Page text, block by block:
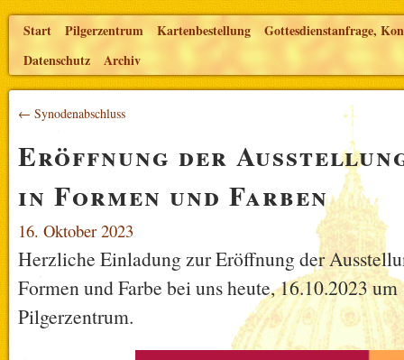
Start Pilgerzentrum Kartenbestellung
Gottesdienstanfrage,
Datenschutz
Archiv
← Synodenabschluss
Eröffnung der
in Formen und Farben
16. Oktober 2023
Herzliche Einladung zur Eröffnung der
Formen und Farbe bei uns heute, 16.10.2023
Pilgerzentrum.